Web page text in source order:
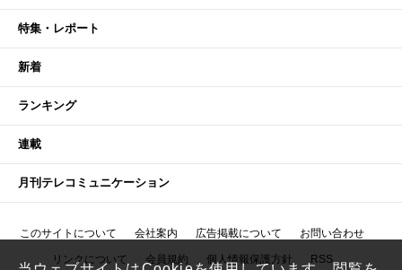
特集・レポート
新着
ランキング
連載
月刊テレコミュニケーション
このサイトについて 会社案内 広告掲載について お問い合わせ
リンクについて 会員規約 個人情報保護方針 RSS